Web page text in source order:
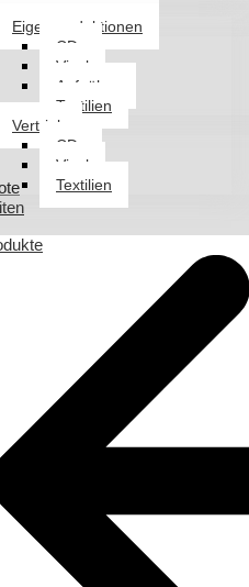
Eigenproduktionen
CDs
Vinyl
Aufnäher
Textilien
Vertrieb
CDs
Vinyl
Textilien